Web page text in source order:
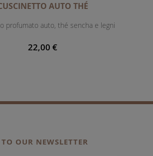
AUTO THÉ
profumato auto, thé sencha e legni
22,00 €
OUR NEWSLETTER